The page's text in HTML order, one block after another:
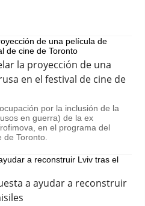
la proyección de una
en el festival de cine de
por la inclusión de la
en guerra) de la ex
en el programa del
Toronto.
a ayudar a reconstruir